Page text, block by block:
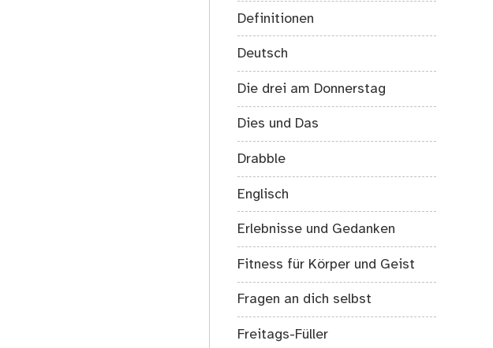
Definitionen
Deutsch
Die drei am Donnerstag
Dies und Das
Drabble
Englisch
Erlebnisse und Gedanken
Fitness für Körper und Geist
Fragen an dich selbst
Freitags-Füller